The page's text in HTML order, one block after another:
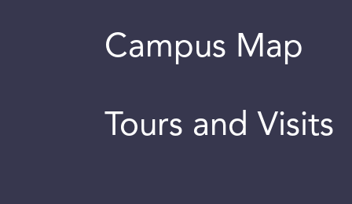
Campus Map
Tours and Visits